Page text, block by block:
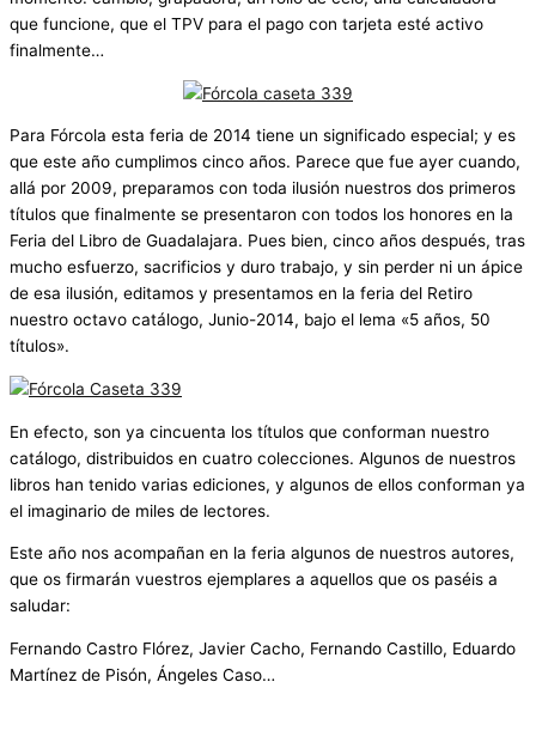
que funcione, que el TPV para el pago con tarjeta esté activo
finalmente…
Para Fórcola esta feria de 2014 tiene un significado especial; y es
que este año cumplimos cinco años. Parece que fue ayer cuando,
allá por 2009, preparamos con toda ilusión nuestros dos primeros
títulos que finalmente se presentaron con todos los honores en la
Feria del Libro de Guadalajara. Pues bien, cinco años después, tras
mucho esfuerzo, sacrificios y duro trabajo, y sin perder ni un ápice
de esa ilusión, editamos y presentamos en la feria del Retiro
nuestro octavo catálogo, Junio-2014, bajo el lema «5 años, 50
títulos».
En efecto, son ya cincuenta los títulos que conforman nuestro
catálogo, distribuidos en cuatro colecciones. Algunos de nuestros
libros han tenido varias ediciones, y algunos de ellos conforman ya
el imaginario de miles de lectores.
Este año nos acompañan en la feria algunos de nuestros autores,
que os firmarán vuestros ejemplares a aquellos que os paséis a
saludar:
Fernando Castro Flórez, Javier Cacho, Fernando Castillo, Eduardo
Martínez de Pisón, Ángeles Caso…